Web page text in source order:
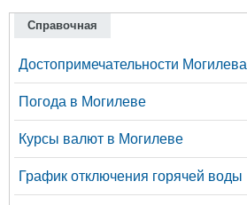
Справочная
Достопримечательности Могилева
Погода в Могилеве
Курсы валют в Могилеве
График отключения горячей воды